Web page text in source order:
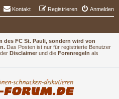
des FC St. Pauli, sondern wird von
Das Posten ist nur für registrierte Benutzer
Disclaimer und die Forenregeln als
Kontakt Anmelden
Registrieren